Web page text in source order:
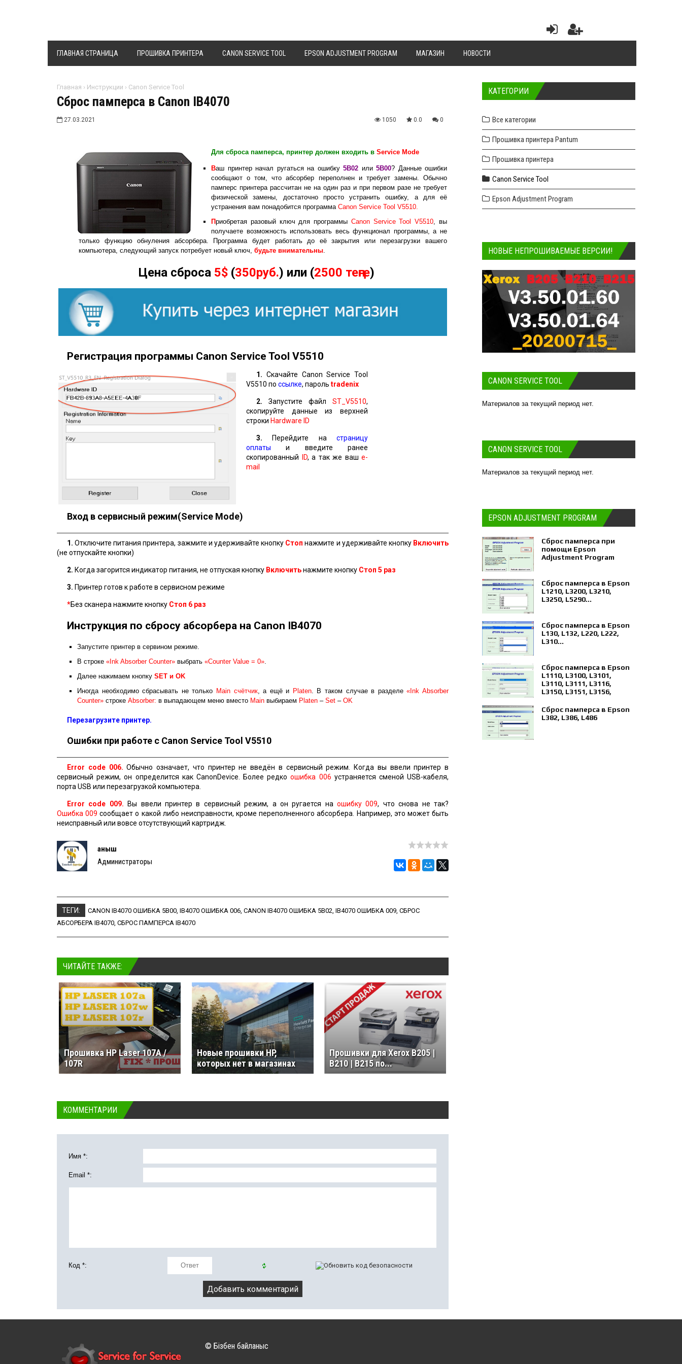
ГЛАВНАЯ СТРАНИЦА ПРОШИВКА ПРИНТЕРА CANON SERVICE TOOL EPSON ADJUSTMENT PROGRAM МАГАЗИН НОВОСТИ
Главная › Инструкции › Canon Service Tool
Сброс памперса в Canon IB4070
27.03.2021 1050 0.0 0
Для сброса памперса, принтер должен входить в Service Mode
Ваш принтер начал ругаться на ошибку 5B02 или 5B00? Данные ошибки
сообщают о том, что абсорбер переполнен и требует замены. Обычно
памперс принтера рассчитан не на один раз и при первом разе не требует
физической замены, достаточно просто устранить ошибку, а для её
устранения вам понадобится программа Canon Service Tool V5510.
Приобретая разовый ключ для программы Canon Service Tool V5510, вы
получаете возможность использовать весь функционал программы, а не
только функцию обнуления абсорбера. Программа будет работать до её закрытия или перезагрузки вашего
компьютера, следующий запуск потребует новый ключ, будьте внимательны.
Цена сброса 5$(350руб.) или (2500 теңге)
Регистрация программы Canon Service Tool V5510
1. Скачайте Canon Service Tool
V5510 по ссылке, пароль tradenix
2. Запустите файл ST_V5510,
скопируйте данные из верхней
строки Hardware ID
3. Перейдите настраницу
оплаты и введите ранее
скопированный
ID, а так же ваш e-
mail
Вход в сервисный режим(Service Mode)
1. Отключите питания принтера, зажмите и удерживайте кнопку Стоп нажмите и удерживайте кнопку Включить
(не отпускайте кнопки)
2. Когда загорится индикатор питания, не отпуская кнопку Включитьнажмите кнопку Стоп 5 раз
3. Принтер готов к работе в сервисном режиме
*Без сканера нажмите кнопку Стоп 6 раз
Инструкция по сбросу абсорбера на Canon IB4070
Запустите принтер в сервином режиме.
В строке «Ink Absorber Counter» выбрать «Counter Value = 0».
Далее нажимаем кнопку SET и ОK
Иногда необходимо сбрасывать не только Main счётчик, а ещё и Platen. В таком случае в разделе«Ink Absorber
Counter» строке Absorber: в выпадающем меню вместо Main выбираем Platen – Set – OK
Перезагрузите принтер.
Ошибки при работе с Canon Service Tool V5510
Error code 006. Обычно означает, что принтер не введён в сервисный режим. Когда вы ввели принтер в
сервисный режим, он определится как CanonDevice. Более редкоошибка 006 устраняется сменой USB-кабеля,
порта USB или перезагрузкой компьютера.
Error code 009. Вы ввели принтер в сервисный режим, а он ругается наошибку 009, что снова не так?
Ошибка 009 сообщает о какой либо неисправности, кроме переполненного абсорбера. Например, это может быть
неисправный или вовсе отсутствующий картридж.
Қаныш
Администраторы
ТЕГИ: CANON IB4070 ОШИБКА 5B00, IB4070 ОШИБКА 006, CANON IB4070 ОШИБКА 5B02, IB4070 ОШИБКА 009, СБРОС
АБСОРБЕРА IB4070, СБРОС ПАМПЕРСА IB4070
ЧИТАЙТЕ ТАКЖЕ:
Прошивка HP Laser 107A /
107R
Новые прошивки HP,
которых нет в магазинах
Прошивки для Xerox B205 |
B210 | B215 по...
КОММЕНТАРИИ
Имя *:
Email *:
Код *:
КАТЕГОРИИ
Все категории
Прошивка принтера Pantum
Прошивка принтера
Canon Service Tool
Epson Adjustment Program
НОВЫЕ НЕПРОШИВАЕМЫЕ ВЕРСИИ!
CANON SERVICE TOOL
Материалов за текущий период нет.
CANON SERVICE TOOL
Материалов за текущий период нет.
EPSON ADJUSTMENT PROGRAM
Сброс памперса при
помощи Epson
Adjustment Program
Сброс памперса в Epson
L1210, L3200, L3210,
L3250, L5290...
Сброс памперса в Epson
L130, L132, L220, L222,
L310...
Сброс памперса в Epson
L1110, L3100, L3101,
L3110, L3111, L3116,
L3150, L3151, L3156,
Сброс памперса в Epson
L382, L386, L486
© Бізбен байланыс